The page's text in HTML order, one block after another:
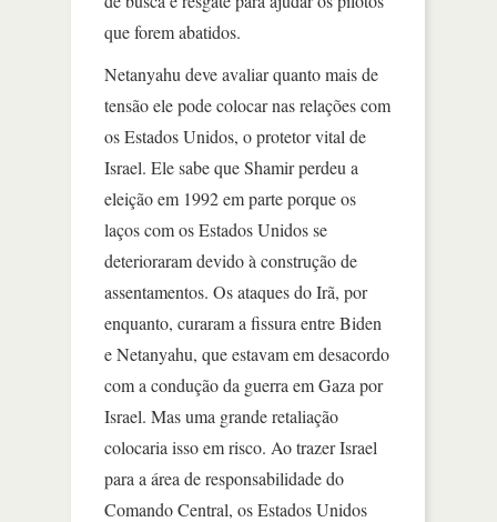
que forem abatidos.
Netanyahu deve avaliar quanto mais de
tensão ele pode colocar nas relações com
os Estados Unidos, o protetor vital de
Israel. Ele sabe que Shamir perdeu a
eleição em 1992 em parte porque os
laços com os Estados Unidos se
deterioraram devido à construção de
assentamentos. Os ataques do Irã, por
enquanto, curaram a fissura entre Biden
e Netanyahu, que estavam em desacordo
com a condução da guerra em Gaza por
Israel. Mas uma grande retaliação
colocaria isso em risco. Ao trazer Israel
para a área de responsabilidade do
Comando Central, os Estados Unidos